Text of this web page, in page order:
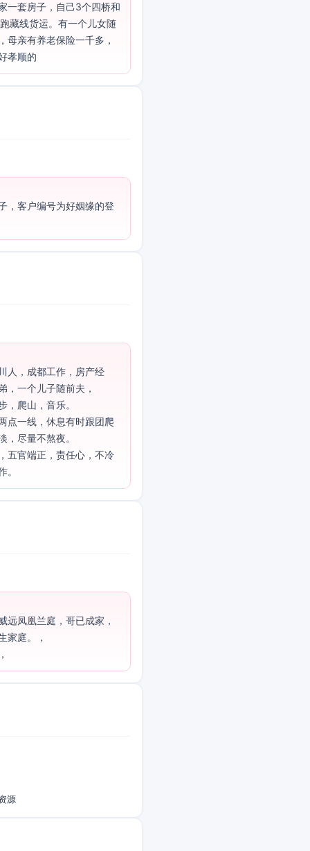
一套房子，自己3个四桥和
藏线货运。有一个儿女随
母亲有养老保险一千多，
孝顺的
，客户编号为好姻缘的登
人，成都工作，房产经
，一个儿子随前夫，
，爬山，音乐。
点一线，休息有时跟团爬
，尽量不熬夜。
五官端正，责任心，不冷
。
远凤凰兰庭，哥已成家，
家庭。，
源